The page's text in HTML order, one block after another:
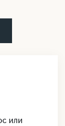
или